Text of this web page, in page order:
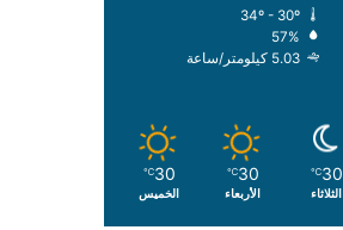
57%
5.03 كيلومتر/ساعة
30
℃
الثلاثاء
30
℃
الأربعاء
30
℃
الخميس